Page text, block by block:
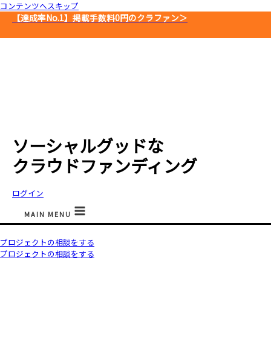
コンテンツへスキップ
【達成率No.1】 掲載手数料0円のクラファン＞
ソーシャルグッドな
クラウドファンディング
ログイン
MAIN MENU
プロジェクトの相談をする
プロジェクトの相談をする